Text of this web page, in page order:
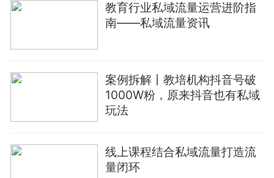
教育行业私域流量运营进阶指
南——私域流量资讯
案例拆解丨教培机构抖音号破
1000W粉，原来抖音也有私域
玩法
线上课程结合私域流量打造流
量闭环